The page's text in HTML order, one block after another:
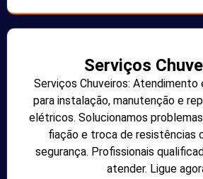
Serviços
Serviços Chuveiros: Atendimento
para instalação, manutenção e
elétricos. Solucionamos
fiação e troca de resistências
segurança. Profissionais
atender. Ligue